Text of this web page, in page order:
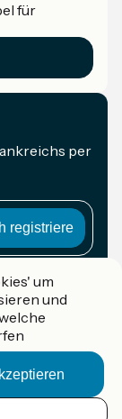
für
per
um
und